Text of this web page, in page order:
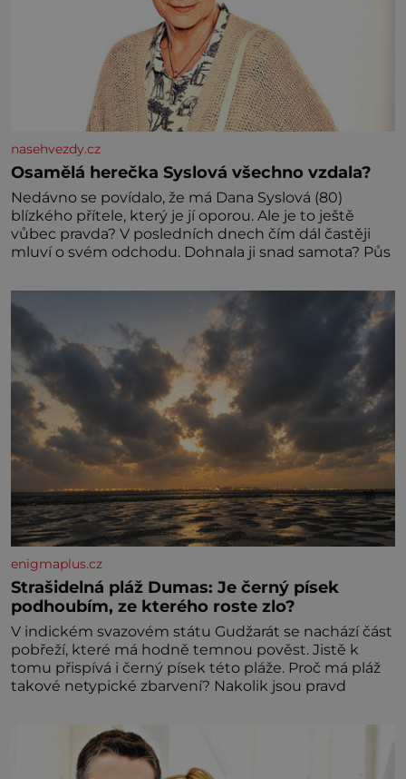
nasehvezdy.cz
Osamělá herečka Syslová všechno vzdala?
Nedávno se povídalo, že má Dana Syslová (80)
blízkého přítele, který je jí oporou. Ale je to ještě
vůbec pravda? V posledních dnech čím dál častěji
mluví o svém odchodu. Dohnala ji snad samota? Půs
enigmaplus.cz
Strašidelná pláž Dumas: Je černý písek
podhoubím, ze kterého roste zlo?
V indickém svazovém státu Gudžarát se nachází část
pobřeží, které má hodně temnou pověst. Jistě k
tomu přispívá i černý písek této pláže. Proč má pláž
takové netypické zbarvení? Nakolik jsou pravd